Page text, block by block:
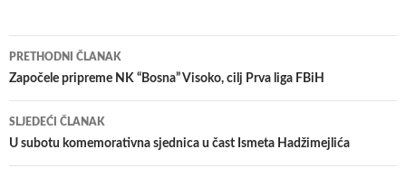
Navigacija
članaka
PRETHODNI ČLANAK
Započele pripreme NK “Bosna” Visoko, cilj Prva liga FBiH
SLJEDEĆI ČLANAK
U subotu komemorativna sjednica u čast Ismeta Hadžimejlića